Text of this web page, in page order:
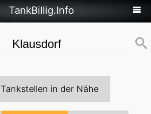
TankBillig.Info
Tankstellen in der Nähe